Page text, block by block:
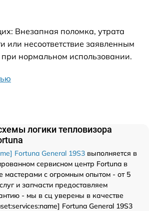
Внезапная поломка, утрата
или несоответствие заявленным
нормальном использовании.
логики тепловизора
Fortuna General 19S3 выполняется в
сервисном центр Fortuna в
мастерами с огромным опытом - от 5
и запчасти предоставляем
- мы в сц уверены в качестве
Fortuna General 19S3